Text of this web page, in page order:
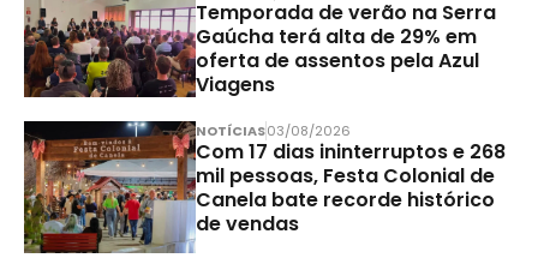
Temporada de verão na Serra
Gaúcha terá alta de 29% em
oferta de assentos pela Azul
Viagens
NOTÍCIAS03/08/2026
Com 17 dias ininterruptos e 268
mil pessoas, Festa Colonial de
Canela bate recorde histórico
de vendas